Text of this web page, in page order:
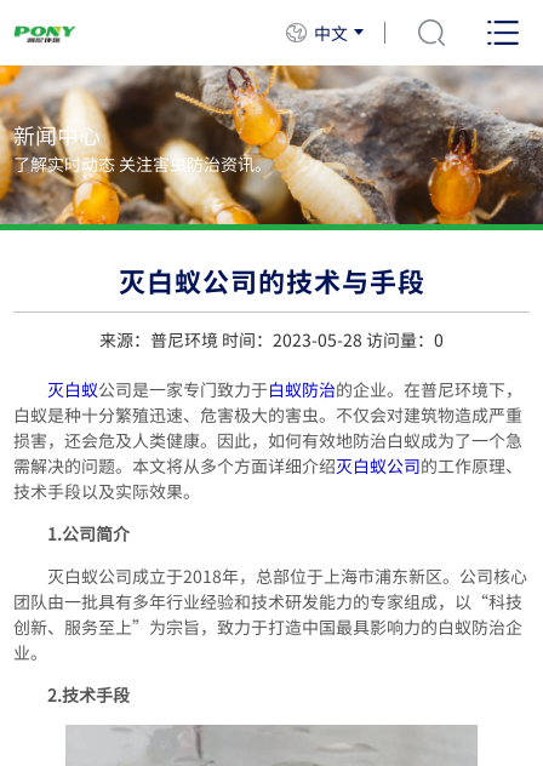
中文
新闻中心
了解实时动态 关注害虫防治资讯。
灭白蚁公司的技术与手段
来源：普尼环境 时间：2023-05-28 访问量： 0
灭白蚁公司是一家专门致力于白蚁防治的企业。在普尼环境下，
白蚁是种十分繁殖迅速、危害极大的害虫。不仅会对建筑物造成严重
损害，还会危及人类健康。因此，如何有效地防治白蚁成为了一个急
需解决的问题。本文将从多个方面详细介绍灭白蚁公司的工作原理、
技术手段以及实际效果。
1.公司简介
灭白蚁公司成立于2018年，总部位于上海市浦东新区。公司核心
团队由一批具有多年行业经验和技术研发能力的专家组成，以“科技
创新、服务至上”为宗旨，致力于打造中国最具影响力的白蚁防治企
业。
2.技术手段